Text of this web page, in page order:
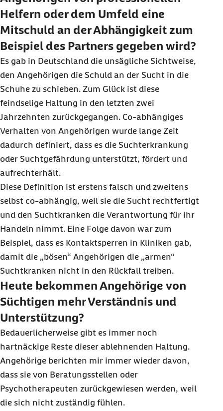
Helfern oder dem Umfeld eine
Mitschuld an der Abhängigkeit zum
Beispiel des Partners gegeben wird?
Es gab in Deutschland die unsägliche Sichtweise,
den Angehörigen die Schuld an der Sucht in die
Schuhe zu schieben. Zum Glück ist diese
feindselige Haltung in den letzten zwei
Jahrzehnten zurückgegangen. Co-abhängiges
Verhalten von Angehörigen wurde lange Zeit
dadurch definiert, dass es die Suchterkrankung
oder Suchtgefährdung unterstützt, fördert und
aufrechterhält.
Diese Definition ist erstens falsch und zweitens
selbst co-abhängig, weil sie die Sucht rechtfertigt
und den Suchtkranken die Verantwortung für ihr
Handeln nimmt. Eine Folge davon war zum
Beispiel, dass es Kontaktsperren in Kliniken gab,
damit die „bösen“ Angehörigen die „armen“
Suchtkranken nicht in den Rückfall treiben.
Heute bekommen Angehörige von
Süchtigen mehr Verständnis und
Unterstützung?
Bedauerlicherweise gibt es immer noch
hartnäckige Reste dieser ablehnenden Haltung.
Angehörige berichten mir immer wieder davon,
dass sie von Beratungsstellen oder
Psychotherapeuten zurückgewiesen werden, weil
die sich nicht zuständig fühlen.